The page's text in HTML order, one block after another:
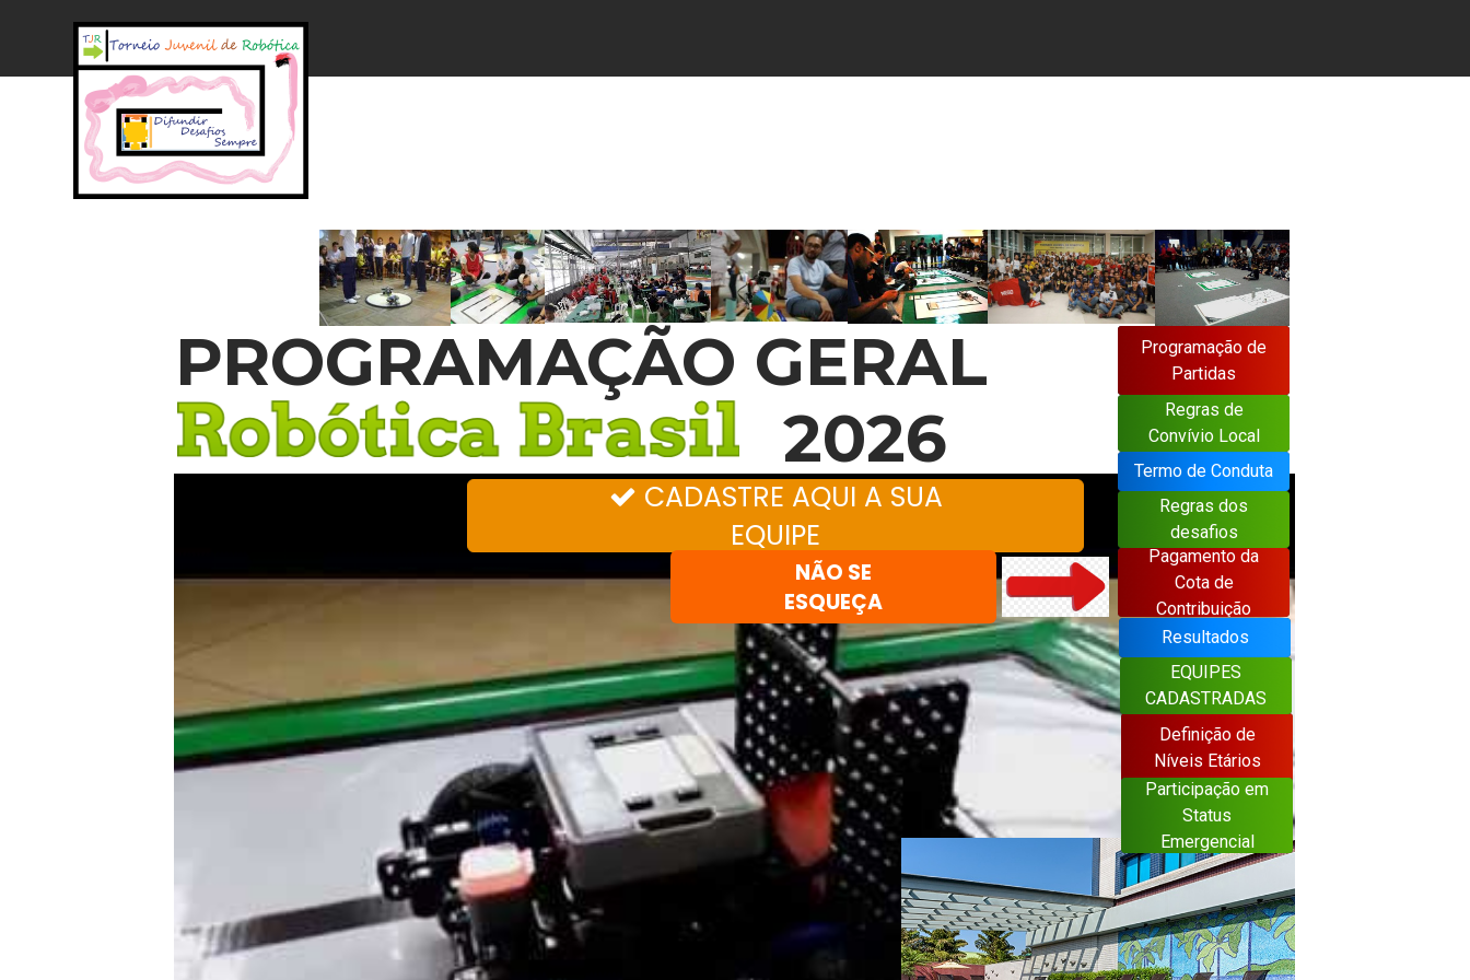
PROGRAMAÇÃO GERAL
Termo de Conduta
Resultados
Regras de
Convívio Local
Regras dos
desafios
Participação em
Status
Emergencial
EQUIPES
CADASTRADAS
2026
Programação de
Partidas
Definição de
Níveis Etários
Pagamento da
Cota de
Contribuição
 CADASTRE AQUI A SUA
EQUIPE
NÃO SE
ESQUEÇA
Programação de
Partidas